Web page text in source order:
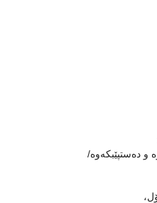
و دەستپێبكەوە/